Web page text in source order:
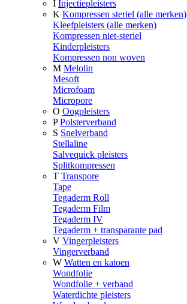
I Injectiepleisters
K Kompressen steriel (alle merken)
Kleefpleisters (alle merken)
Kompressen niet-steriel
Kinderpleisters
Kompressen non woven
M Melolin
Mesoft
Microfoam
Micropore
O Oogpleisters
P Polsterverband
S Snelverband
Stellaline
Salvequick pleisters
Splitkompressen
T Transpore
Tape
Tegaderm Roll
Tegaderm Film
Tegaderm IV
Tegaderm + transparante pad
V Vingerpleisters
Vingerverband
W Watten en katoen
Wondfolie
Wondfolie + verband
Waterdichte pleisters